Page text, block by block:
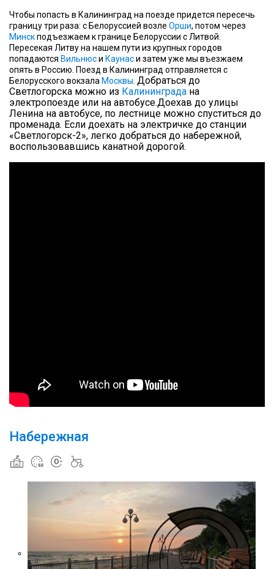
Чтобы попасть в Калининград на поезде придется пересечь
границу три раза: с Белоруссией возле Орши, потом через
Минскподъезжаем к границе Белоруссии с Литвой.
Пересекая Литву на нашем пути из крупных городов
попадаются Вильнюси Каунаси затем уже мы въезжаем
опять в Россию. Поезд в Калининград отправляется с
Белорусского вокзала Москвы Добраться до
Светлогорска можно из Калининграда на
электропоезде или на автобусе.Доехав до улицы
Ленина на автобусе, по лестнице можно спуститься до
променада. Если доехать на электричке до станции
«Светлогорск-2», легко добраться до набережной,
воспользовавшись канатной дорогой.
Набережная